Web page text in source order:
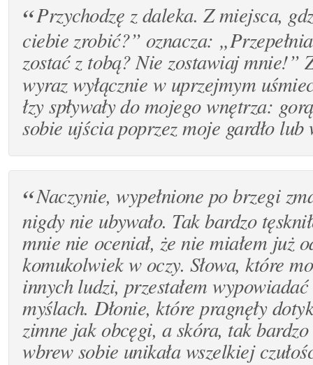
Przychodzę z daleka. Z miejsca,
ciebie zrobić?” oznacza:
zostać z tobą?Nie zostawiaj mnie!”
wyraz wyłącznie w uprzejmym
łzy spływały do mojego wnętrza:
sobie ujścia poprzez moje gardło lub
Naczynie, wypełnione po brzegi
nigdy nie ubywało. Tak bardzo
mnie nie oceniał, że nie miałem już
komukolwiek w oczy. Słowa, które
innych ludzi, przestałem
myślach. Dłonie, które pragnęły
zimne jak obcęgi, a skóra, tak
wbrew sobie unikała wszelkiej